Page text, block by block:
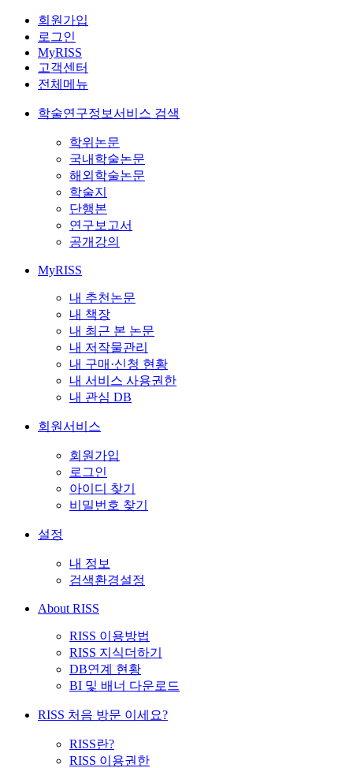
회원가입
로그인
MyRISS
고객센터
전체메뉴
학술연구정보서비스 검색
학위논문
국내학술논문
해외학술논문
학술지
단행본
연구보고서
공개강의
MyRISS
내 추천논문
내 책장
내 최근 본 논문
내 저작물관리
내 구매·신청 현황
내 서비스 사용권한
내 관심 DB
회원서비스
회원가입
로그인
아이디 찾기
비밀번호 찾기
설정
내 정보
검색환경설정
About RISS
RISS 이용방법
RISS 지식더하기
DB연계 현황
BI 및 배너 다운로드
RISS 처음 방문 이세요?
RISS란?
RISS 이용권한